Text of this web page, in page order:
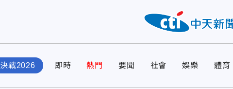
決戰2026 即時 熱門 要聞 社會 娛樂 體育